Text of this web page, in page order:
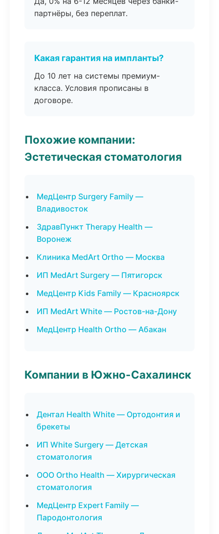
партнёры, без переплат.
Какая гарантия на импланты?
До 10 лет на системы премиум-
класса. Условия прописаны в
договоре.
Похожие компании:
Эстетическая стоматология
МедЦентр Surgery Family —
Владивосток
ЗдравПункт Therapy Health —
Воронеж
Клиника MedArt Ortho — Москва
ИП MedArt Surgery — Пятигорск
МедЦентр Kids Family — Красноярск
ИП MedArt White — Ростов-на-Дону
МедЦентр Health Ortho — Абакан
Компании в Южно-Сахалинск
Дентал Health White — Ортодонтия и
брекеты
ИП White Surgery — Детская
стоматология
ООО Ortho Health — Хирургическая
стоматология
МедЦентр Expert Family —
Пародонтология